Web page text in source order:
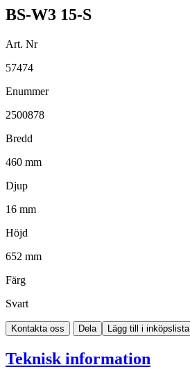
BS-W3 15-S
Art. Nr
57474
Enummer
2500878
Bredd
460 mm
Djup
16 mm
Höjd
652 mm
Färg
Svart
Kontakta oss Dela Lägg till i inköpslista
Teknisk information